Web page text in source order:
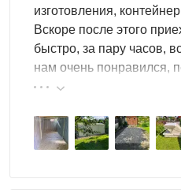
изготовления,
Вскоре после этого
быстро, за пару часов,
нам очень понравился,
эту фирму.